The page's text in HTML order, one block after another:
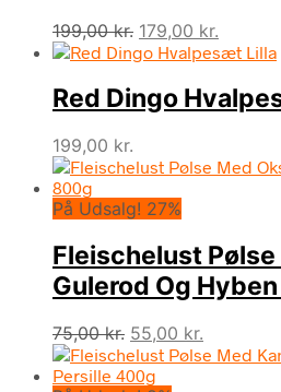
199,00kr. Den
oprindelige
var:
199,00 kr..
179,00 kr.
aktuelle
er:
179,00
Red Dingo
199,00 kr.
På Udsalg! 27%
Fleischelust Pølse
Gulerod Og
75,00kr. Den
oprindelige
pris
55,00 kr.
aktuelle